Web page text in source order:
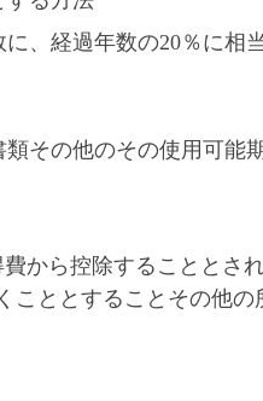
、経過年数の20％に相
その他のその使用可能
から控除することとさ
こととすることその他の